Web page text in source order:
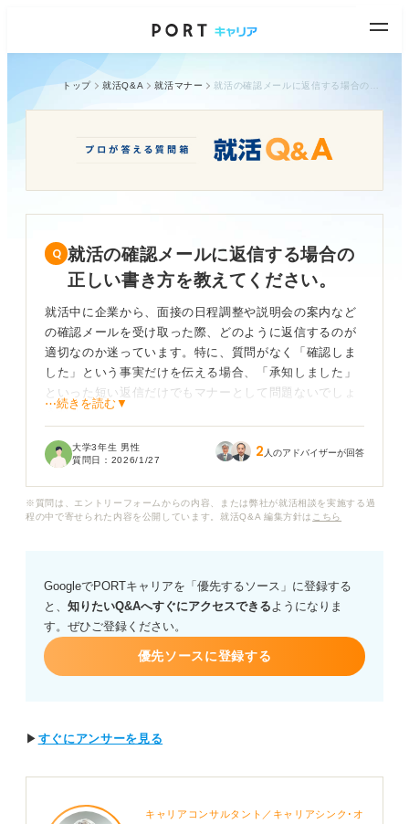
トップ 就活Q&A 就活マナー
就活の確認メールに返信する場合の
正しい書き方を教えてください。
就活中に企業から、面接の日程調整や説明会の案内など
の確認メールを受け取った際、どのように返信するのが
適切なのか迷っています。特に、質問がなく「確認しま
した」という事実だけを伝える場合、「承知しました」
といった短い返信だけでもマナーとして問題ないでしょ
うか？
また、確認メールへの返信では、件名は元の件名（Re:）
礼にならない表現を知りたいです。
をいただけると助かります。
⋯続きを読む▼
大学3年生 男性
質問日： 2026/1/27 2 人のアドバイザーが回答
※質問は、エントリーフォームからの内容、または弊社が就活相談を実施する過
程の中で寄せられた内容を公開しています。就活Q&A 編集方針は こちら
GoogleでPORTキャリアを「優先するソース」に登録する
と、 知りたいQ&Aへすぐにアクセスできるようになりま
す。ぜひご登録ください。
優先ソースに登録する
▶ すぐにアンサーを見る
キャリアコンサルタント／キャリアシンク･オ